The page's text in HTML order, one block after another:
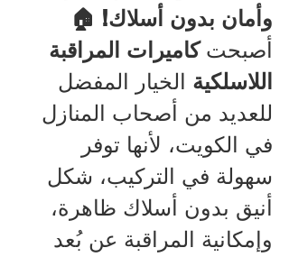
وأمان بدون أسلاك! 🏠
أصبحت كاميرات المراقبة
اللاسلكية الخيار المفضل
للعديد من أصحاب المنازل
في الكويت، لأنها توفر
سهولة في التركيب، شكل
أنيق بدون أسلاك ظاهرة،
وإمكانية المراقبة عن بُعد